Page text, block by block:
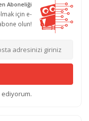
Aboneliği
için e-
olun!